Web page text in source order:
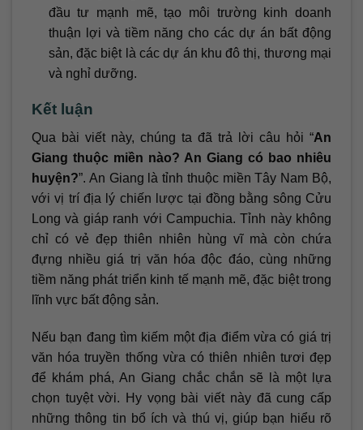
đầu tư mạnh mẽ, tạo môi trường kinh doanh
thuận lợi và tiềm năng cho các dự án bất động
sản, đặc biệt là các dự án khu đô thị, thương mại
và nghỉ dưỡng.
Kết luận
Qua bài viết này, chúng ta đã trả lời câu hỏi “An
Giang thuộc miền nào? An Giang có bao nhiêu
huyện?”. An Giang là tỉnh thuộc miền Tây Nam Bộ,
với vị trí địa lý chiến lược tại đồng bằng sông Cửu
Long và giáp ranh với Campuchia. Tỉnh này không
chỉ có vẻ đẹp thiên nhiên hùng vĩ mà còn chứa
đựng nhiều giá trị văn hóa độc đáo, cùng những
tiềm năng phát triển kinh tế mạnh mẽ, đặc biệt trong
lĩnh vực bất động sản.
Nếu bạn đang tìm kiếm một địa điểm vừa có giá trị
văn hóa truyền thống vừa có thiên nhiên tươi đẹp
để khám phá, An Giang chắc chắn sẽ là một lựa
chọn tuyệt vời. Hy vọng bài viết này đã cung cấp
những thông tin bổ ích và thú vị, giúp bạn hiểu rõ